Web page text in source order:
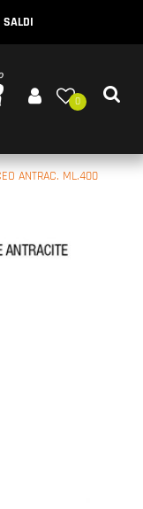
SALDI
0
ANTRAC. ML.400